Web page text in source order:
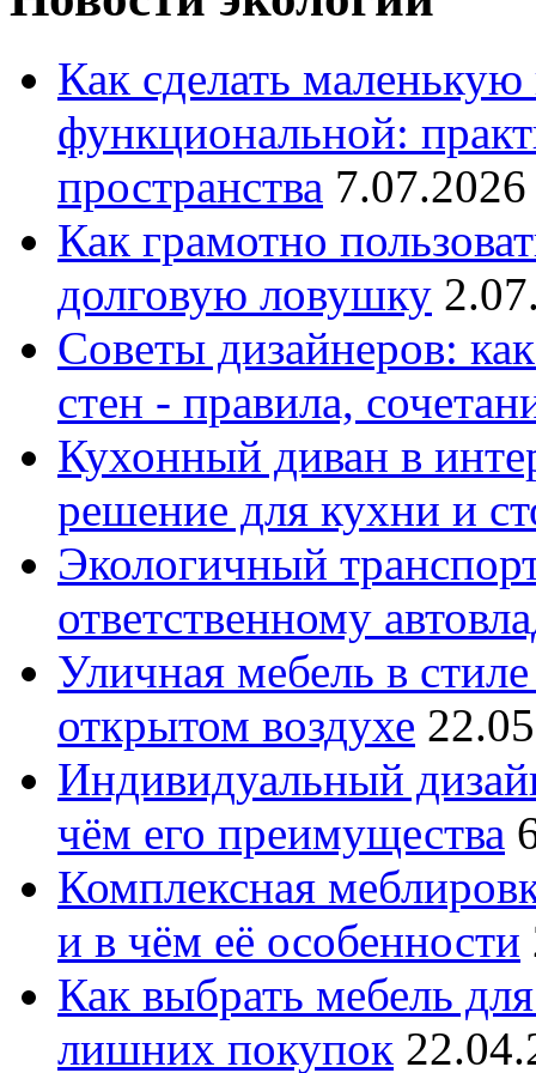
Как сделать
функциональной:
пространства
Как грамотно
долговую ловушку
Советы дизайнеров:
стен - правила,
Кухонный диван в
решение для кухни и
Экологичный
ответственному
Уличная мебель в
открытом воздухе
Индивидуальный
чём его преимущества
Комплексная
и в чём её особенности
Как выбрать мебель
лишних покупок